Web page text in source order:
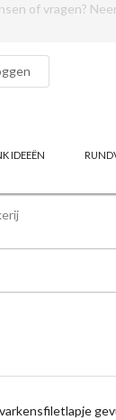
of vragen?
IDEEËN